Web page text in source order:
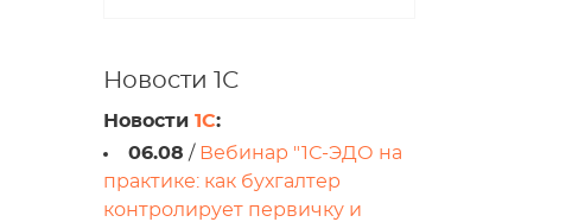
Новости 1С
Новости 1С:
06.08 / Вебинар "1С-ЭДО на
практике: как бухгалтер
контролирует первичку и